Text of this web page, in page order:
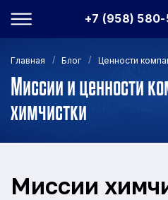
+7 (958)
Главная / Блог / Ценности
Миссии и ценности
химчистки
Миссии